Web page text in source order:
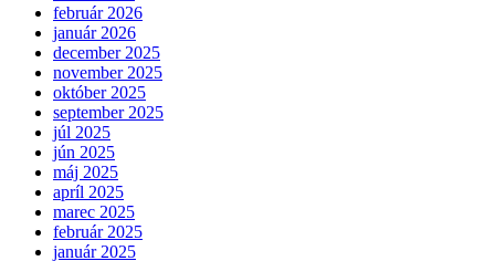
február 2026
január 2026
december 2025
november 2025
október 2025
september 2025
júl 2025
jún 2025
máj 2025
apríl 2025
marec 2025
február 2025
január 2025